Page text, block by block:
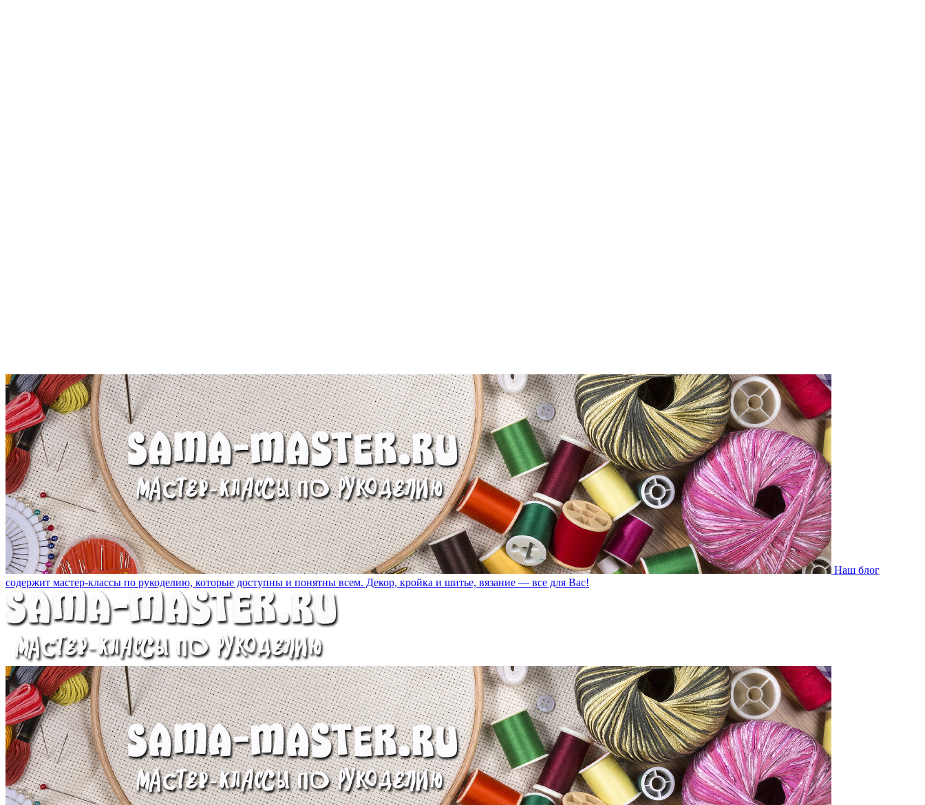
Наш блог
содержит мастер-классы по рукоделию, которые доступны и понятны всем. Декор, кройка и шитье, вязание — все для Вас!